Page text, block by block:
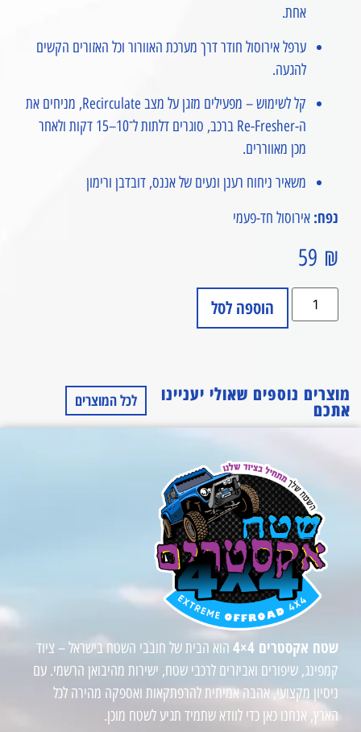
אחת.
ערפל אירוסול חודר דרך מערכת האוורור וכל האזורים הקשים
להגעה.
קל לשימוש – מפעילים מזגן על מצב Recirculate, מניחים את
ה-Re-Fresher ברכב, סוגרים דלתות ל־10–15 דקות ולאחר
מכן מאווררים.
משאיר ניחוח רענן ונעים של אננס, דובדבן ורימון
נפח: אירוסול חד-פעמי
59 ₪
הוספה לסל
מוצרים נוספים שאולי יעניינו
אתכם לכל המוצרים
שטח אקסטרים 4×4
הוא הבית של חובבי השטח בישראל – ציוד
קמפינג, שיפורים ואביזרים לרכבי שטח, ישירות מהיבואן הרשמי. עם
ניסיון מקצועי, אהבה אמיתית להרפתקאות ואספקה מהירה לכל
הארץ, אנחנו כאן כדי לוודא שתמיד תגיע לשטח מוכן.